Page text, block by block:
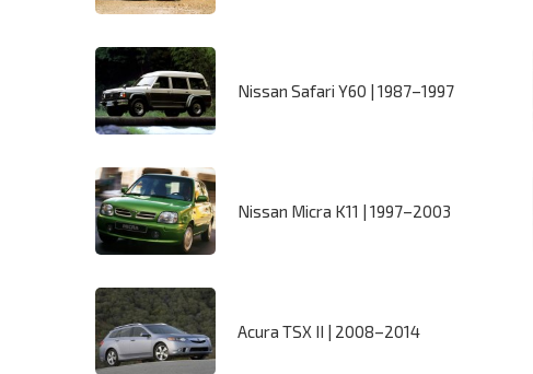
Nissan Safari Y60 | 1987–1997
Nissan Micra K11 | 1997–2003
Acura TSX II | 2008–2014